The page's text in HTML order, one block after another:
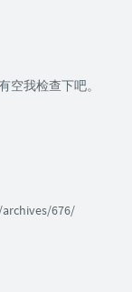
空我检查下吧。
676/